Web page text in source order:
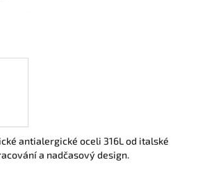
antialergické oceli 316L od italské
a nadčasový design.